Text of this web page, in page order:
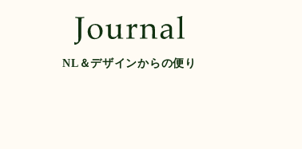
NL＆デザインからの便り